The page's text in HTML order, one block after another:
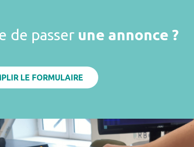
de passer une annonce ?
LE FORMULAIRE